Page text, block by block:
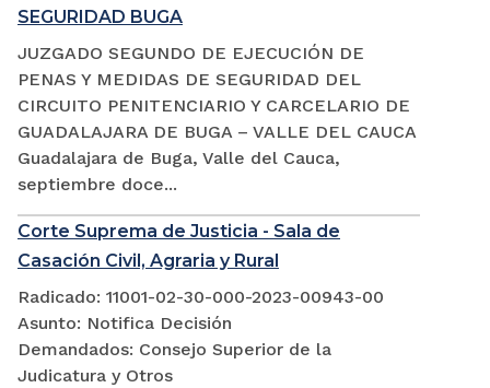
SEGURIDAD BUGA
JUZGADO SEGUNDO DE EJECUCIÓN DE
PENAS Y MEDIDAS DE SEGURIDAD DEL
CIRCUITO PENITENCIARIO Y CARCELARIO DE
GUADALAJARA DE BUGA – VALLE DEL CAUCA
Guadalajara de Buga, Valle del Cauca,
septiembre doce...
Corte Suprema de Justicia - Sala de
Casación Civil, Agraria y Rural
Radicado: 11001-02-30-000-2023-00943-00
Asunto: Notifica Decisión
Demandados: Consejo Superior de la
Judicatura y Otros